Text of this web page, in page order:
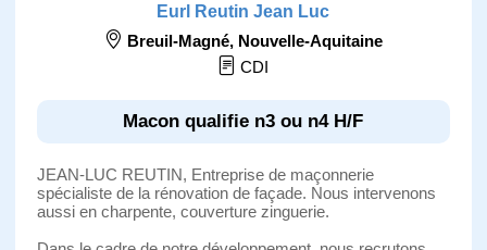
Eurl Reutin Jean Luc
Breuil-Magné, Nouvelle-Aquitaine
CDI
Macon qualifie n3 ou n4 H/F
JEAN-LUC REUTIN, Entreprise de maçonnerie
spécialiste de la rénovation de façade. Nous intervenons
aussi en charpente, couverture zinguerie.